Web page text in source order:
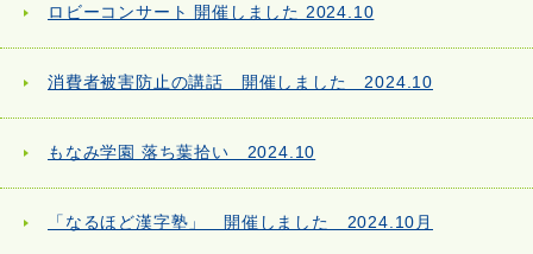
ロビーコンサート 開催しました 2024.10
消費者被害防止の講話 開催しました 2024.10
もなみ学園 落ち葉拾い 2024.10
「なるほど漢字塾」 開催しました 2024.10月